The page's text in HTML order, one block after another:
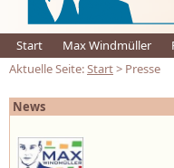
News
Start Max Windmüller
Aktuelle Seite:Start> Presse